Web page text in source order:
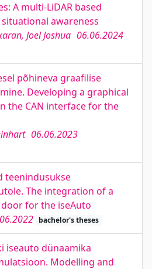
A multi-LiDAR based
awareness
Joel Joshua 06.06.2024
põhineva graafilise
Developing a graphical
the CAN interface for the
06.06.2023
teenindusukse
The integration of a
for the iseAuto
bachelor's theses
iseauto dünaamika
Modelling and